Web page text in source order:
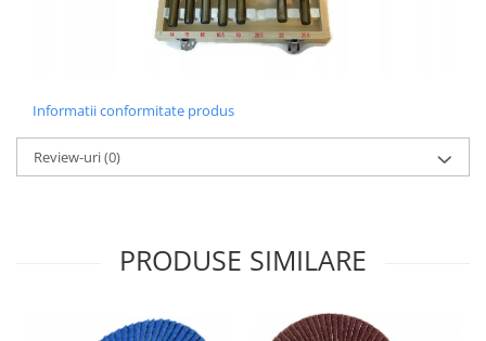
Informatii conformitate produs
Review-uri(0)
PRODUSE SIMILARE